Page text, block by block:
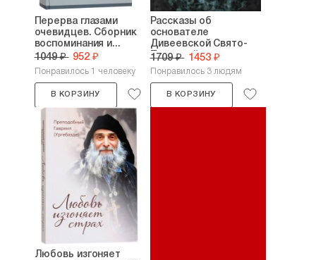
Перерва глазами
очевидцев. Сборник
воспоминания и...
1049 ₽ 952 ₽
Понравилось 1 человеку
В КОРЗИНУ
Рассказы об
основателе
Дивеевской Свято-
Троицкой...
1709 ₽ 1453 ₽
Понравилось 3 людям
В КОРЗИНУ
Любовь изгоняет